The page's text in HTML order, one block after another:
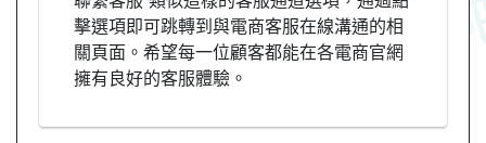
擊選項即可跳轉到與電商客服在線溝通的相
關頁面。希望每一位顧客都能在各電商官網
擁有良好的客服體驗。